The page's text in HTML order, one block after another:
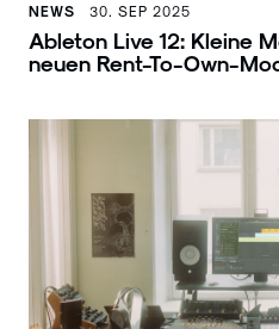
NEWS 30. SEP 2025
Ableton Live 12: Kleine
neuen Rent-To-Own-